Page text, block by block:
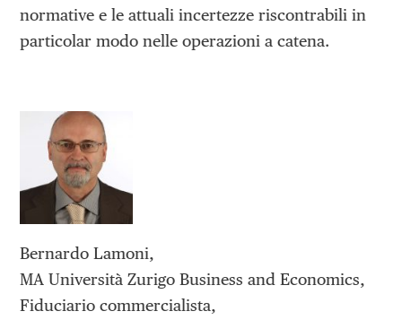
normative e le attuali incertezze riscontrabili in
particolar modo nelle operazioni a catena.
Bernardo Lamoni,
MA Università Zurigo Business and Economics,
Fiduciario commercialista,